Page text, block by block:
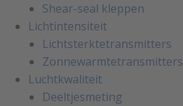
Shear-seal kleppen
Lichtintensiteit
Lichtsterktetransmitters
Zonnewarmtetransmitters
Luchtkwaliteit
Deeltjesmeting